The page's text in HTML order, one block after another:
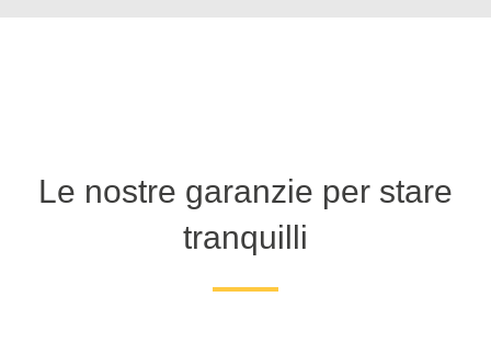
Le nostre garanzie per stare
tranquilli